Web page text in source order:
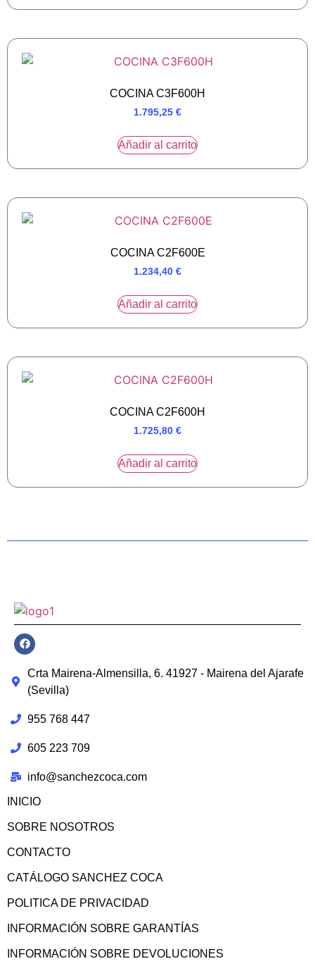
COCINA C3F600H
1.795,25 €
Añadir al carrito
COCINA C2F600E
1.234,40 €
Añadir al carrito
COCINA C2F600H
1.725,80 €
Añadir al carrito
Crta Mairena-Almensilla, 6. 41927 - Mairena del Ajarafe
(Sevilla)
955 768 447
605 223 709
info@sanchezcoca.com
INICIO
SOBRE NOSOTROS
CONTACTO
CATÁLOGO SANCHEZ COCA
POLITICA DE PRIVACIDAD
INFORMACIÓN SOBRE GARANTÍAS
INFORMACIÓN SOBRE DEVOLUCIONES